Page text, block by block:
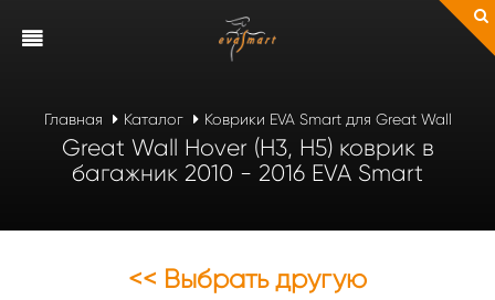
Главная Каталог Коврики EVA Smart для Great Wall
Great Wall Hover (H3, H5) коврик в
багажник 2010 - 2016 EVA Smart
<< Выбрать другую